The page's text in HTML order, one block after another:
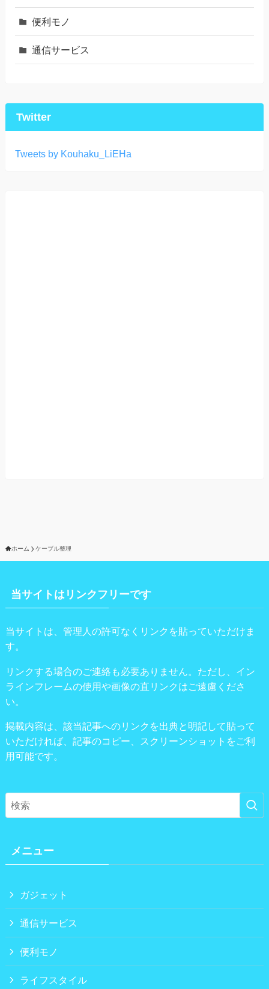
便利モノ
通信サービス
Twitter
Tweets by Kouhaku_LiEHa
ホーム ケーブル整理
当サイトはリンクフリーです
当サイトは、管理人の許可なくリンクを貼っていただけま
す。
リンクする場合のご連絡も必要ありません。ただし、イン
ラインフレームの使用や画像の直リンクはご遠慮くださ
い。
掲載内容は、該当記事へのリンクを出典と明記して貼って
いただければ、記事のコピー、スクリーンショットをご利
用可能です。
メニュー
ガジェット
通信サービス
便利モノ
ライフスタイル